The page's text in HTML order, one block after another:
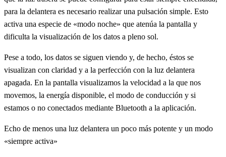
para la delantera es necesario realizar una pulsación simple. Esto
activa una especie de «modo noche» que atenúa la pantalla y
dificulta la visualización de los datos a pleno sol.
Pese a todo, los datos se siguen viendo y, de hecho, éstos se
visualizan con claridad y a la perfección con la luz delantera
apagada. En la pantalla visualizamos la velocidad a la que nos
movemos, la energía disponible, el modo de conducción y si
estamos o no conectados mediante Bluetooth a la aplicación.
Echo de menos una luz delantera un poco más potente y un modo
«siempre activa»